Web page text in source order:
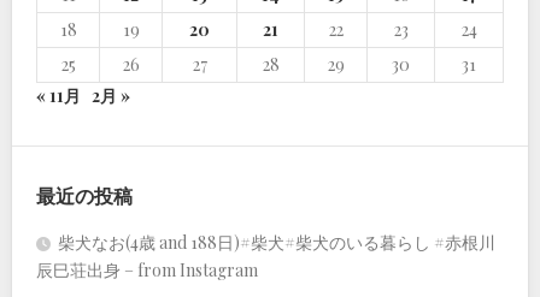
18
19 20 21 22 23
24
25
26 27 28 29 30
31
« 11月 2月 »
最近の投稿
柴犬なお(4歳 and 188日)#柴犬#柴犬のいる暮らし #赤根川
辰巳荘出身 – from Instagram